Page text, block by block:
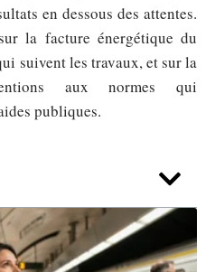
en dessous des attentes.
la facture énergétique du
suivent les travaux, et sur la
aux normes qui
publiques.